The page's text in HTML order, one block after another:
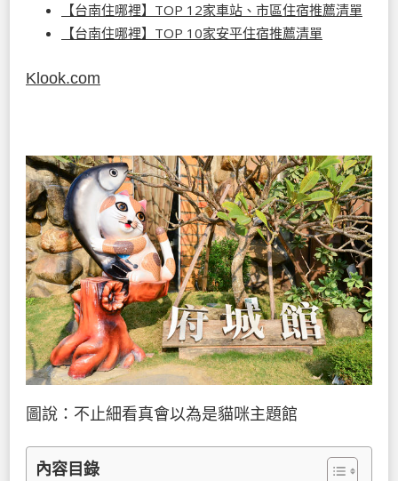
【台南住哪裡】TOP 12家車站、市區住宿推薦清單
【台南住哪裡】TOP 10家安平住宿推薦清單
Klook.com
圖說：不止細看真會以為是貓咪主題館
內容目錄